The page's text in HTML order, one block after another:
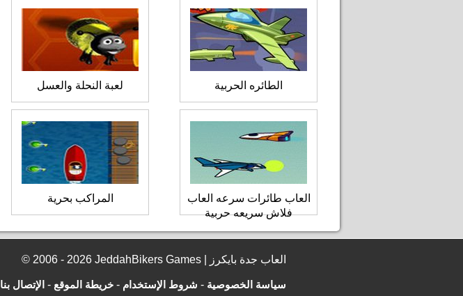
الطائره الحربية لعبة النحلة والعسل
العاب طائرات سرعه العاب
فلاش سريعه حربية
المراكب بحرية
© 2006 - 2026 JeddahBikers Games | العاب جدة بايكرز
سياسة الخصوصية - شروط الإستخدام - خريطة الموقع - الإتصال بنا